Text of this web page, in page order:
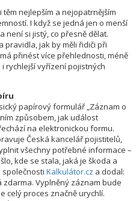
nejlepším a nejopatrnějším
I když se jedná jen o menší
není si jistý, co přesně dělat.
pravidla, jak by měli řidiči při
přinést více přehlednosti, méně
rychlejší vyřízení pojistných
papírový formulář „Záznam o
způsobem, jak událost
na elektronickou formu.
Česká kancelář pojistitelů,
všechny potřebné informace –
kde se stala, jaká je škoda a
společnosti Kalkulátor.cz a dodal:
Vyplněný záznam bude
celý proces značně urychlí.